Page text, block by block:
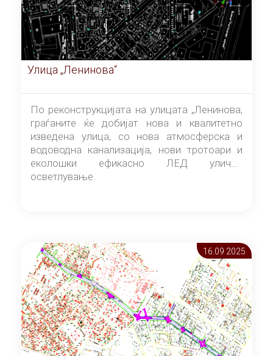
Улица „Ленинова“
По реконструкцијата на улицата „Ленинова,
граѓаните ќе добијат нова и квалитетно
изведена улица, со нова атмосферска и
водоводна канализација, нови тротоари и
еколошки ефикасно ЛЕД улично
осветлување.
16.09 2025